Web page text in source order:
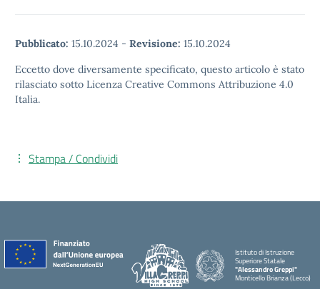
Pubblicato: 15.10.2024 - Revisione: 15.10.2024
Eccetto dove diversamente specificato, questo articolo è stato
rilasciato sotto Licenza Creative Commons Attribuzione 4.0
Italia.
Stampa / Condividi
Istituto di Istruzione
Superiore Statale
"Alessandro Greppi"
Monticello Brianza (Lecco)